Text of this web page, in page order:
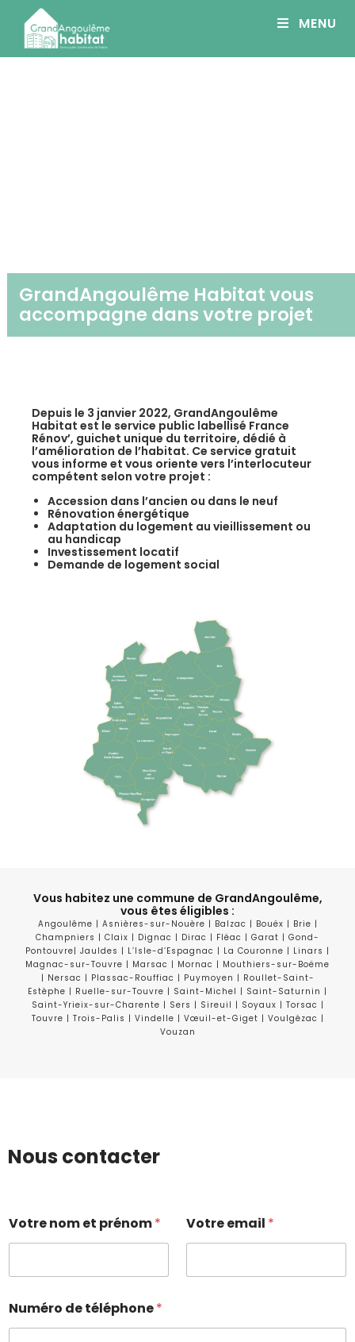
MENU
GrandAngoulême Habitat vous
accompagne dans votre projet
Depuis le 3 janvier 2022, GrandAngoulême
Habitat est le service public labellisé France
Rénov’, guichet unique du territoire, dédié à
l’amélioration de l’habitat. Ce service gratuit
vous informe et vous oriente vers l’interlocuteur
compétent selon votre projet :
Accession dans l’ancien ou dans le neuf
Rénovation énergétique
Adaptation du logement au vieillissement ou
au handicap
Investissement locatif
Demande de logement social
Vous habitez une commune de GrandAngoulême,
vous êtes éligibles :
Angoulême | Asnières-sur-Nouère | Balzac | Bouëx | Brie |
Champniers | Claix | Dignac | Dirac | Fléac | Garat | Gond-
Pontouvre| Jauldes | L’Isle-d’Espagnac | La Couronne | Linars |
Magnac-sur-Touvre | Marsac | Mornac | Mouthiers-sur-Boëme
| Nersac | Plassac-Rouffiac | Puymoyen | Roullet-Saint-
Estèphe | Ruelle-sur-Touvre | Saint-Michel | Saint-Saturnin |
Saint-Yrieix-sur-Charente | Sers | Sireuil | Soyaux | Torsac |
Touvre | Trois-Palis | Vindelle | Vœuil-et-Giget | Voulgézac |
Vouzan
Nous contacter
Votre nom et prénom* Votre email *
Numéro de téléphone*
Panneau de gestion des cookies